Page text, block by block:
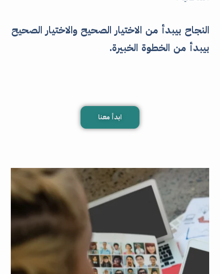
النجاح بيبدأ من الاختيار الصحيح والاختيار الصحيح
بيبدأ من الخطوة الخبيرة.
ابدأ معنا